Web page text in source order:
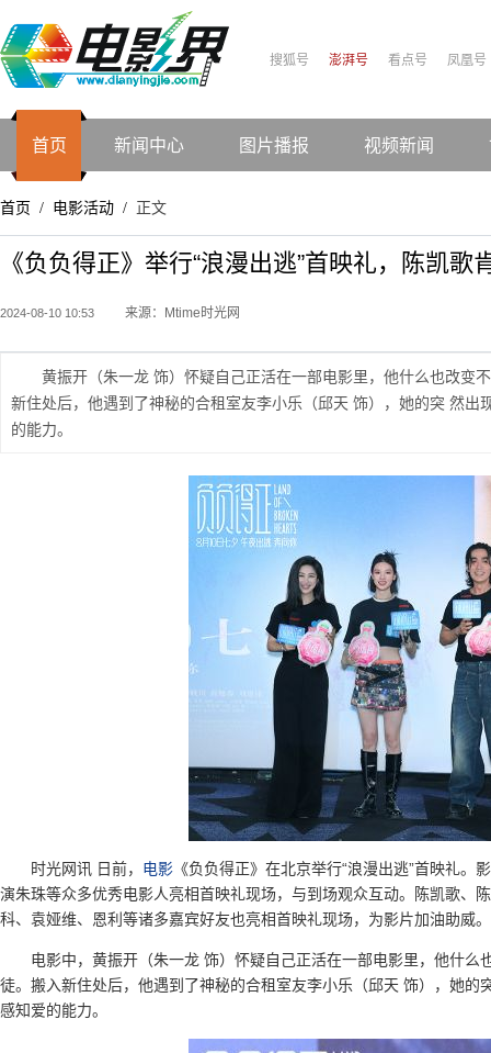
搜狐号 澎湃号 看点号 凤凰号
首页 新闻中心 图片播报 视频新闻
首页 / 电影活动 / 正文
《负负得正》举行“浪漫出逃”首映礼，陈凯
2024-08-10 10:53 来源：Mtime时光网
黄振开（朱一龙 饰）怀疑自己正活在一部电影里，他什么也改变
新住处后，他遇到了神秘的合租室友李小乐（邱天 饰），她的突 然
的能力。
时光网讯 日前， 电影 《负负得正》在北京举行“浪漫出逃”首映礼
演朱珠等众多优秀电影人亮相首映礼现场，与到场观众互动。陈凯歌、
科、袁娅维、恩利等诸多嘉宾好友也亮相首映礼现场，为影片加油助威
电影中，黄振开（朱一龙 饰）怀疑自己正活在一部电影里，他什
徒。搬入新住处后，他遇到了神秘的合租室友李小乐（邱天 饰），她
感知爱的能力。